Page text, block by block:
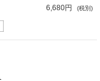
6,680円 (税別)